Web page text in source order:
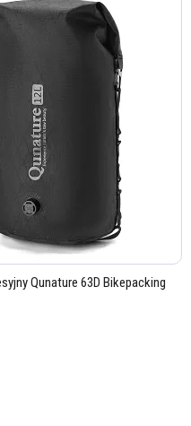
Qunature 63D Bikepacking